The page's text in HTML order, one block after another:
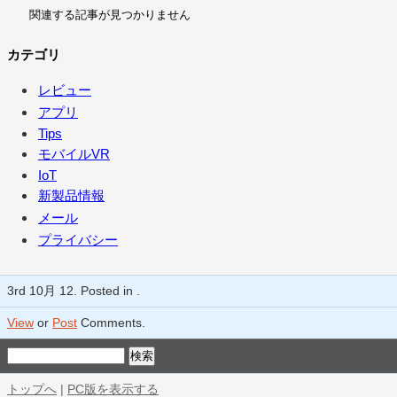
関連する記事が見つかりません
カテゴリ
レビュー
アプリ
Tips
モバイルVR
IoT
新製品情報
メール
プライバシー
3rd 10月 12. Posted in .
View or Post Comments.
トップへ | PC版を表示する